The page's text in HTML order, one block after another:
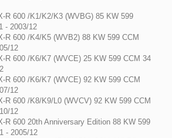
R 600 /K1/K2/K3 (WVBG) 85 KW 599
- 2003/12
R 600 /K4/K5 (WVB2) 88 KW 599 CCM
12
R 600 /K6/K7 (WVCE) 25 KW 599 CCM 34
R 600 /K6/K7 (WVCE) 92 KW 599 CCM
12
R 600 /K8/K9/L0 (WVCV) 92 KW 599 CCM
12
R 600 20th Anniversary Edition 88 KW 599
- 2005/12